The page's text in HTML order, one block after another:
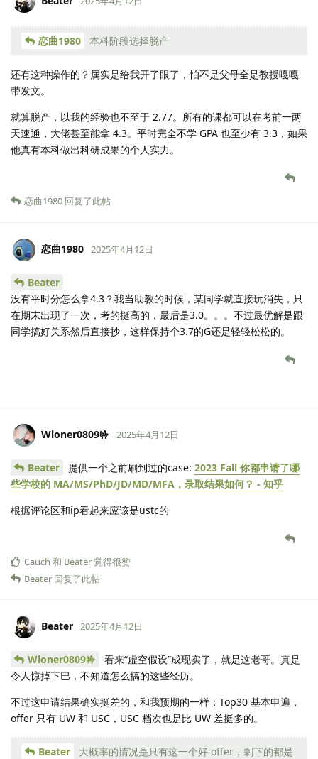
恋曲1980 本科阶段选择脱产
还有这种操作的？属实是给我开了眼了，怕不是父母全是教授嘎嘎
带发文。
就算脱产，以我的经验也不至于 2.77。所有的课都可以在考前一两
天速通，大佬甚至能拿 4.3。平时完全不学 GPA 也至少有 3.3，如果
他真有本科做出科研成果的个人实力。
恋曲1980 回复了此帖
恋曲1980 2025年4月12日
Beater
没有平时分怎么拿4.3？我当助教的时候，某同学就直接玩消失，只
在期末出现了一次，考的挺高的，最后是3.0。。。不过最优解是跟
同学搞好关系然后直接抄，这样保持个3.7的G还是轻轻松松的。
Wloner0809🤟 2025年4月12日
Beater 提供一个之前刷到过的case: 2023 Fall 你都申请了哪
些学校的 MA/MS/PhD/JD/MD/MFA，录取结果如何？ - 知乎
根据评论区和ip看起来应该是ustc的
Cauch 和 Beater觉得很赞
Beater 回复了此帖
Beater 2025年4月12日
Wloner0809🤟
看来“虚空假设”成现实了，就是这老哥。真是
令人惊掉下巴，不知道怎么搞的这些经历。
不过这申请结果确实挺差的，和我预期的一样：Top30 基本申遍，
offer 只有 UW 和 USC，USC 档次也是比 UW 差挺多的。
Beater
大概率的情况是只有这一个好 offer，剩下的都是